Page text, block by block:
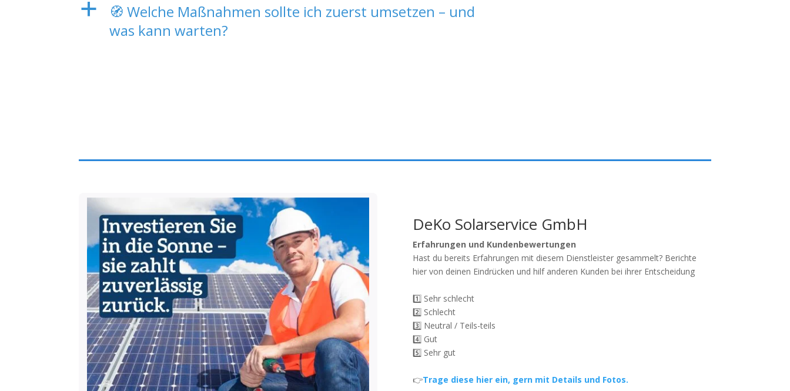
a
🧭 Welche Maßnahmen sollte ich zuerst umsetzen – und
was kann warten?
DeKo Solarservice GmbH
Erfahrungen und Kundenbewertungen
Hast du bereits Erfahrungen mit diesem Dienstleister gesammelt? Berichte
hier von deinen Eindrücken und hilf anderen Kunden bei ihrer Entscheidung
1️⃣ Sehr schlecht
2️⃣ Schlecht
3️⃣ Neutral / Teils-teils
4️⃣ Gut
5️⃣ Sehr gut
👉Trage diese hier ein, gern mit Details und Fotos.